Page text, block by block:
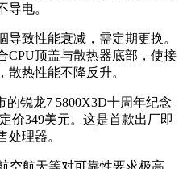
导电。
致性能衰减，需定期更换。
CPU顶盖与散热器底部，使接
热性能不降反升。
锐龙7 5800X3D十周年纪念
价349美元。这是首款出厂即
处理器。
空航天等对可靠性要求极高